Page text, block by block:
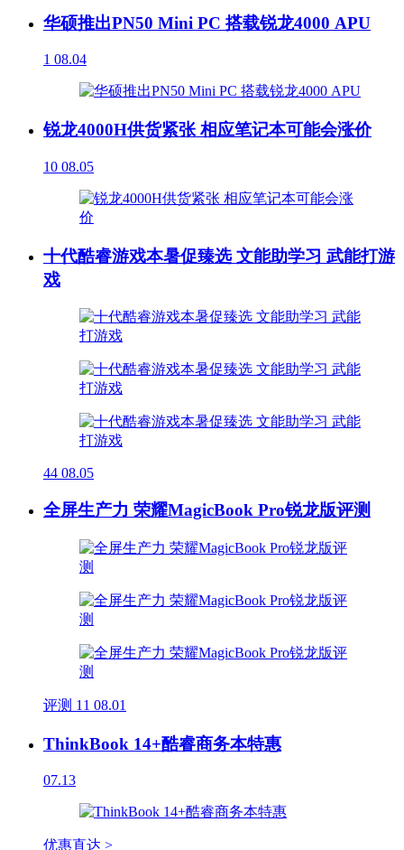
华硕推出PN50 Mini PC 搭载锐龙4000 APU
1 08.04
锐龙4000H供货紧张 相应笔记本可能会涨价
10 08.05
十代酷睿游戏本暑促臻选 文能助学习 武能打游
戏
44 08.05
全屏生产力 荣耀MagicBook Pro锐龙版评测
评测 11 08.01
ThinkBook 14+酷睿商务本特惠
07.13
优惠直达 >